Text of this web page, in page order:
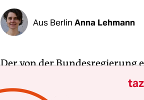
Aus Berlin Anna Lehmann
Der von der Bundesregierung
Kürzungen in Höhe von rund
Entwicklungshilfeetat vor.
taz